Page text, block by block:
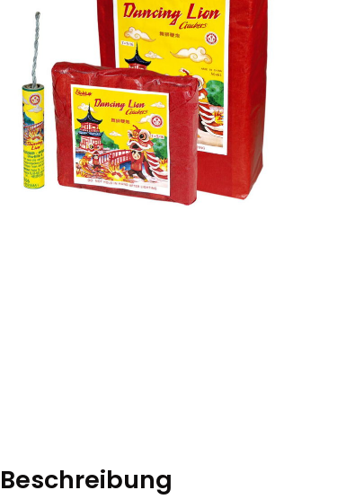
Hochzeit, Geburtstag, Party
Alle anzeigen
Feuerschriften
Indoor-Fontänen
Herz- und Konfetti-Shooter
Wunderkerzen, Fackeln
Tischfeuerwerk
Silvestergießen
Beschreibung